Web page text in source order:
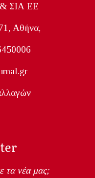
ΣΙΑ ΕΕ
Aθήνα,
τα νέα μας;